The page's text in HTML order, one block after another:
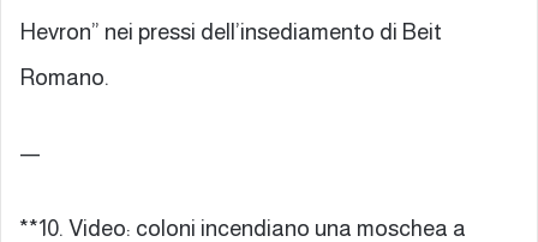
Hevron” nei pressi dell’insediamento di Beit
Romano.
—
**10. Video: coloni incendiano una moschea a